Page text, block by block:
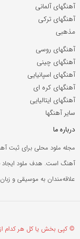
آهنگهای آلمانی
آهنگهای ترکی
مذهبی
آهنگهای روسی
آهنگهای چینی
آهنگهای اسپانیایی
آهنگهای کره ای
آهنگهای ایتالیایی
سایر آهنگها
درباره ما
مجله ملود محلی برای ثبت
آهنگ است. هدف ملود ایجاد
علاقه‌مندان به موسیقی و
© کپی بخش یا کل هر کدام